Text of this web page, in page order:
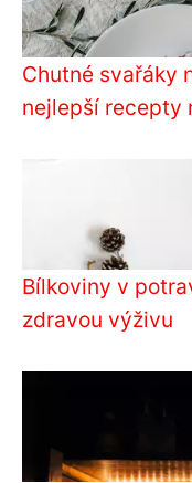
Chutné svařáky
nejlepší recepty
Bílkoviny v
zdravou výživu